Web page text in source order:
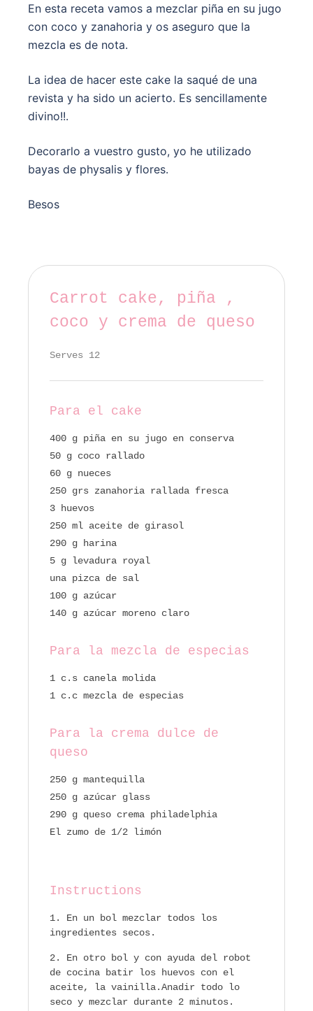
En esta receta vamos a mezclar piña en su jugo
con coco y zanahoria y os aseguro que la
mezcla es de nota.
La idea de hacer este cake la saqué de una
revista y ha sido un acierto. Es sencillamente
divino!!.
Decorarlo a vuestro gusto, yo he utilizado
bayas de physalis y flores.
Besos
Carrot cake, piña ,
coco y crema de queso
Serves 12
Para el cake
400 g piña en su jugo en conserva
50 g coco rallado
60 g nueces
250 grs zanahoria rallada fresca
3 huevos
250 ml aceite de girasol
290 g harina
5 g levadura royal
una pizca de sal
100 g azúcar
140 g azúcar moreno claro
Para la mezcla de especias
1 c.s canela molida
1 c.c mezcla de especias
Para la crema dulce de
queso
250 g mantequilla
250 g azúcar glass
290 g queso crema philadelphia
El zumo de 1/2 limón
Instructions
En un bol mezclar todos los
ingredientes secos.
En otro bol y con ayuda del robot
de cocina batir los huevos con el
aceite, la vainilla.Anadir todo lo
seco y mezclar durante 2 minutos.